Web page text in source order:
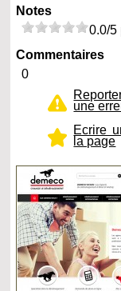
Notes
0.0/5
Commentaires
0
une
Ecrire
la page